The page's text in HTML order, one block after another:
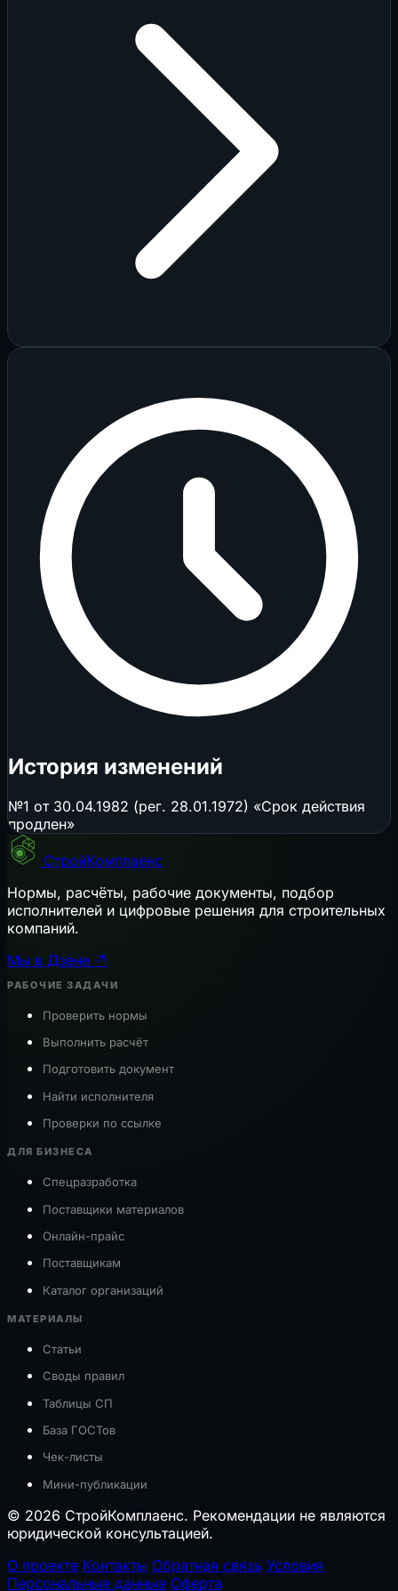
История изменений
№1 от 30.04.1982 (рег. 28.01.1972) «Срок действия
продлен»
СтройКомплаенс
Нормы, расчёты, рабочие документы, подбор
исполнителей и цифровые решения для строительных
компаний.
Мы в Дзене ↗
РАБОЧИЕ ЗАДАЧИ
Проверить нормы
Выполнить расчёт
Подготовить документ
Найти исполнителя
Проверки по ссылке
ДЛЯ БИЗНЕСА
Спецразработка
Поставщики материалов
Онлайн-прайс
Поставщикам
Каталог организаций
МАТЕРИАЛЫ
Статьи
Своды правил
Таблицы СП
База ГОСТов
Чек-листы
Мини-публикации
© 2026 СтройКомплаенс. Рекомендации не являются
юридической консультацией.
О проекте Контакты Обратная связь Условия
Персональные данные Оферта